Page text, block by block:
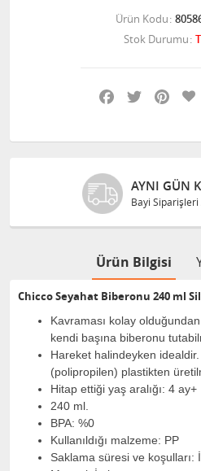
Ürün Kodu
Stok Durumu
Facebook
Twitter
AYNI GÜN
Bayi Siparişleri
Ürün Bilgisi
Chicco Seyahat Biberonu 240 ml
Kavraması kolay
kendi başına biberonu
Hareket halindeyken
(polipropilen) plastikten
Hitap ettiği yaş aralığı: 4 ay+
240 ml.
BPA: %0
Kullanıldığı malzeme: PP
Saklama süresi ve koşulları: